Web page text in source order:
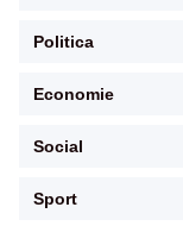
Politica
Economie
Social
Sport